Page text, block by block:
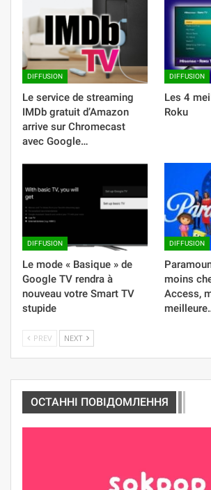
DIFFUSION
Le service de streaming
IMDb gratuit d’Amazon
arrive sur Chromecast
avec Google…
DIFFUSION
Les 4
Roku
DIFFUSION
Le mode « Basique » de
Google TV rendra à
nouveau votre Smart TV
stupide
DIFFUSION
moins
Access,
PREV NEXT
ОСТАННІ ПОВІДОМЛЕННЯ